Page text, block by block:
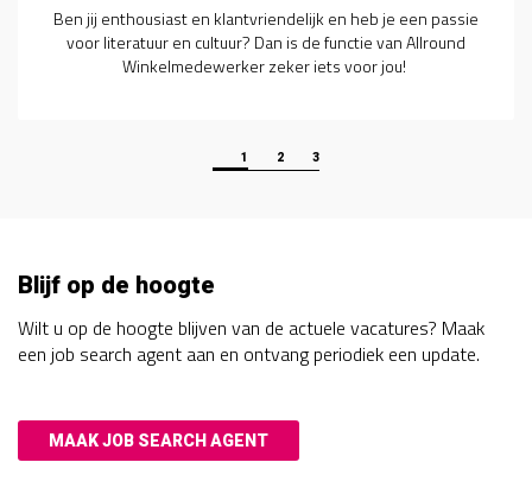
Ben jij een enthousiaste en gedreven administratieve
die op zoek is naar een nieuwe uitdaging binnen de
makelaardij? Dan zijn wij op zoek naar jou!
1 2 3
Blijf op de hoogte
Wilt u op de hoogte blijven van de actuele vacatures? Maak
een job search agent aan en ontvang periodiek een update.
MAAK JOB SEARCH AGENT